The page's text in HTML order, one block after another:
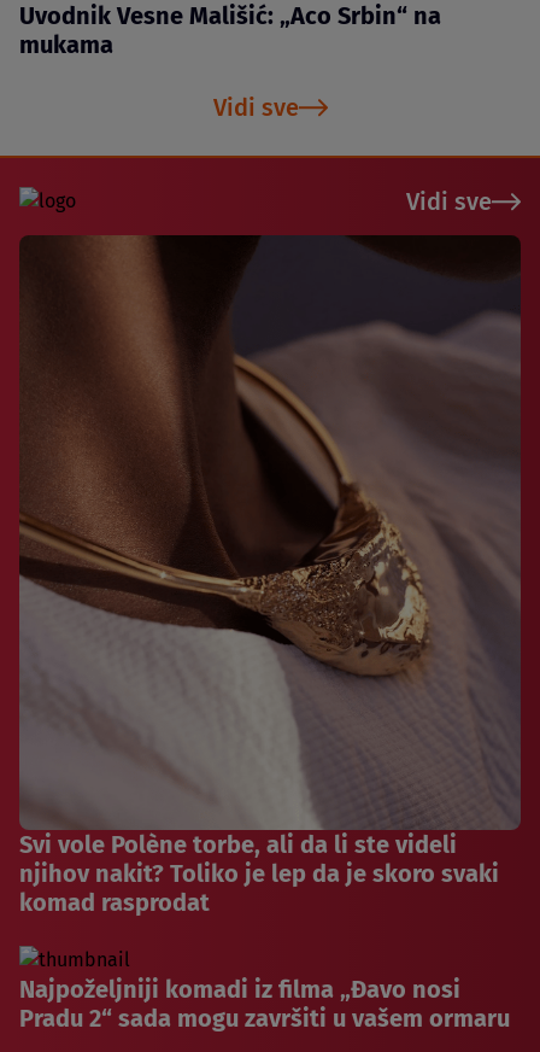
Uvodnik Vesne Mališić: „Aco Srbin“ na
mukama
Vidi sve
Vidi sve
Svi vole Polène torbe, ali da li ste videli
njihov nakit? Toliko je lep da je skoro svaki
komad rasprodat
Najpoželjniji komadi iz filma „Đavo nosi
Pradu 2“ sada mogu završiti u vašem ormaru